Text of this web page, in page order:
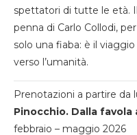
spettatori di tutte le età.
penna di Carlo Collodi,
solo una fiaba: è il
verso l’umanità.
Prenotazioni a partire da
Pinocchio. Dalla favola
febbraio – maggio 2026